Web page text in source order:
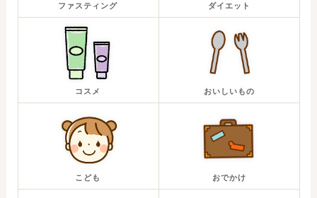
ファスティング ダイエット
コスメ おいしいもの
こども おでかけ